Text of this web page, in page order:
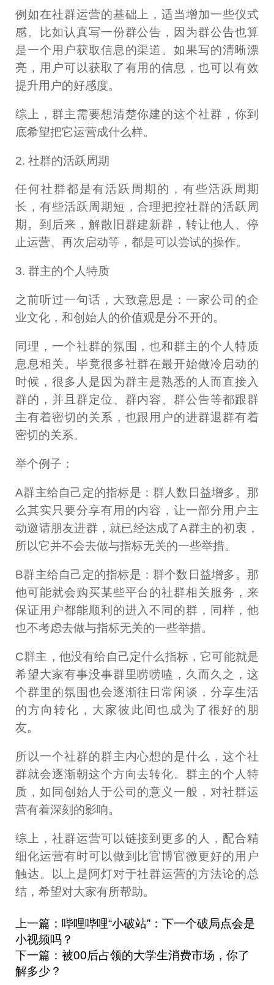
例如在社群运营的基础上，适当增加一些仪式
感。比如认真写一份群公告，因为群公告也算
是一个用户获取信息的渠道。如果写的清晰漂
亮，用户可以获取了有用的信息，也可以有效
提升用户的好感度。
综上，群主需要想清楚你建的这个社群，你到
底希望把它运营成什么样。
2. 社群的活跃周期
任何社群都是有活跃周期的，有些活跃周期
长，有些活跃周期短，合理把控社群的活跃周
期。到后来，解散旧群建新群，转让他人、停
止运营、再次启动等，都是可以尝试的操作。
3. 群主的个人特质
之前听过一句话，大致意思是：一家公司的企
业文化，和创始人的价值观是分不开的。
同理，一个社群的氛围，也和群主的个人特质
息息相关。毕竟很多社群在最开始做冷启动的
时候，很多人是因为群主是熟悉的人而直接入
群的，并且群定位、群内容、群公告等都跟群
主有着密切的关系，也跟用户的进群退群有着
密切的关系。
举个例子：
A群主给自己定的指标是：群人数日益增多。那
么其实只要分享有用的内容，让一部分用户主
动邀请朋友进群，就已经达成了A群主的初衷，
所以它并不会去做与指标无关的一些举措。
B群主给自己定的指标是：群个数日益增多。那
他可能就会购买某些平台的社群相关服务，来
保证用户都能顺利的进入不同的群，同样，他
也不考虑去做与指标无关的一些举措。
C群主，他没有给自己定什么指标，它可能就是
希望大家有事没事群里唠唠嗑，久而久之，这
个群里的氛围也会逐渐往日常闲谈，分享生活
的方向转化，大家彼此间也成为了很好的朋
友。
所以一个社群的群主内心想的是什么，这个社
群就会逐渐朝这个方向去转化。群主的个人特
质，如同创始人于公司的意义一般，对社群运
营有着深刻的影响。
综上，社群运营可以链接到更多的人，配合精
细化运营有时可以做到比官博官微更好的用户
触达。以上是阿灯对于社群运营的方法论的总
结，希望对大家有所帮助。
上一篇：哔哩哔哩“小破站”：下一个破局点会是
小视频吗？
下一篇：被00后占领的大学生消费市场，你了
解多少？